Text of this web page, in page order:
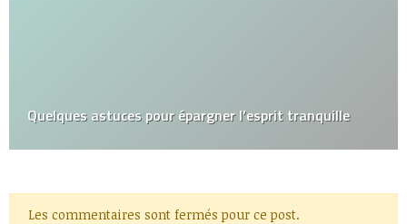
Quelques astuces pour épargner l’esprit tranquille
Les commentaires sont fermés pour ce post.